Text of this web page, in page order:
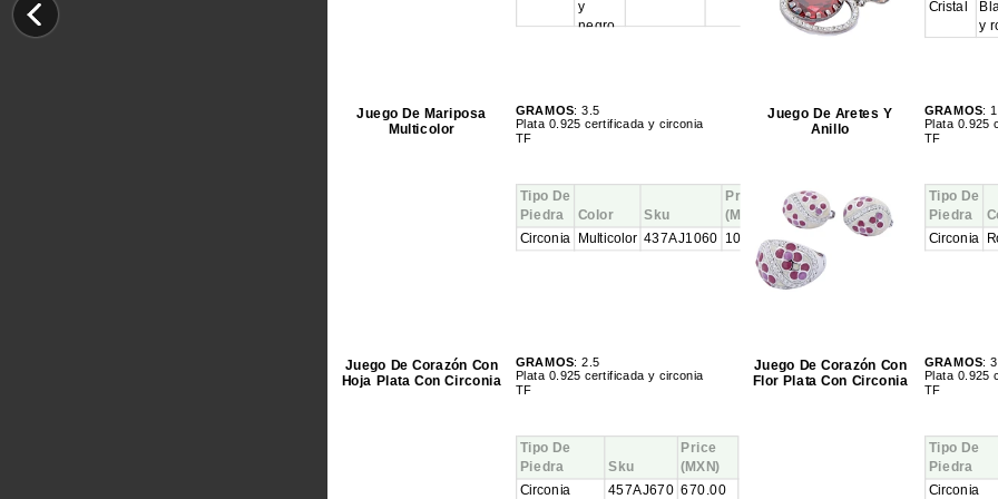
y
negro
Cristal
y
Juego De Mariposa
Multicolor
GRAMOS: 3.5
Plata 0.925 certificada y circonia
TF
Tipo De
Piedra
Color Sku
Price
(MXN)
Circonia Multicolor 437AJ1060 1060.00
Juego De Aretes Y
Anillo
GRAMOS:
Plata 0.925
TF
Tipo De
Piedra
Circonia
Juego De Corazón Con
Hoja Plata Con Circonia
GRAMOS: 2.5
Plata 0.925 certificada y circonia
TF
Tipo De
Piedra
Sku
Price
(MXN)
Circonia 457AJ670 670.00
Juego De Corazón Con
Flor Plata Con Circonia
GRAMOS: 3
Plata 0.925
TF
Tipo De
Piedra
Circonia